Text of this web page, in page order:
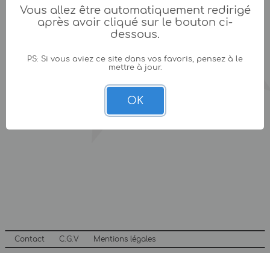
Contact C.G.V Mentions légales
Vous allez être automatiquement redirigé
après avoir cliqué sur le bouton ci-
dessous.
PS: Si vous aviez ce site dans vos favoris, pensez à le
mettre à jour.
OK